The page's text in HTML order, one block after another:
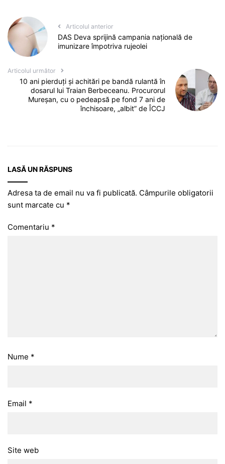
Articolul anterior
DAS Deva sprijină campania națională de
imunizare împotriva rujeolei
Articolul următor
10 ani pierduți și achitări pe bandă rulantă în
dosarul lui Traian Berbeceanu. Procurorul
Mureșan, cu o pedeapsă pe fond 7 ani de
închisoare, „albit” de ÎCCJ
LASĂ UN RĂSPUNS
Adresa ta de email nu va fi publicată. Câmpurile obligatorii
sunt marcate cu *
Comentariu *
Nume *
Email *
Site web